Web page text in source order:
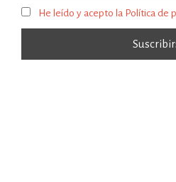
He leído y acepto la Política de